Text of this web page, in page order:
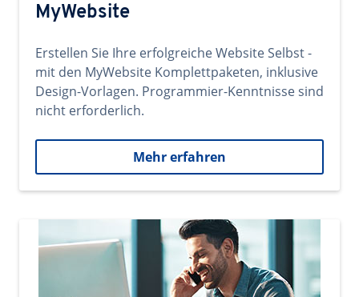
MyWebsite
Erstellen Sie Ihre erfolgreiche Website Selbst -
mit den MyWebsite Komplettpaketen, inklusive
Design-Vorlagen. Programmier-Kenntnisse sind
nicht erforderlich.
Mehr erfahren